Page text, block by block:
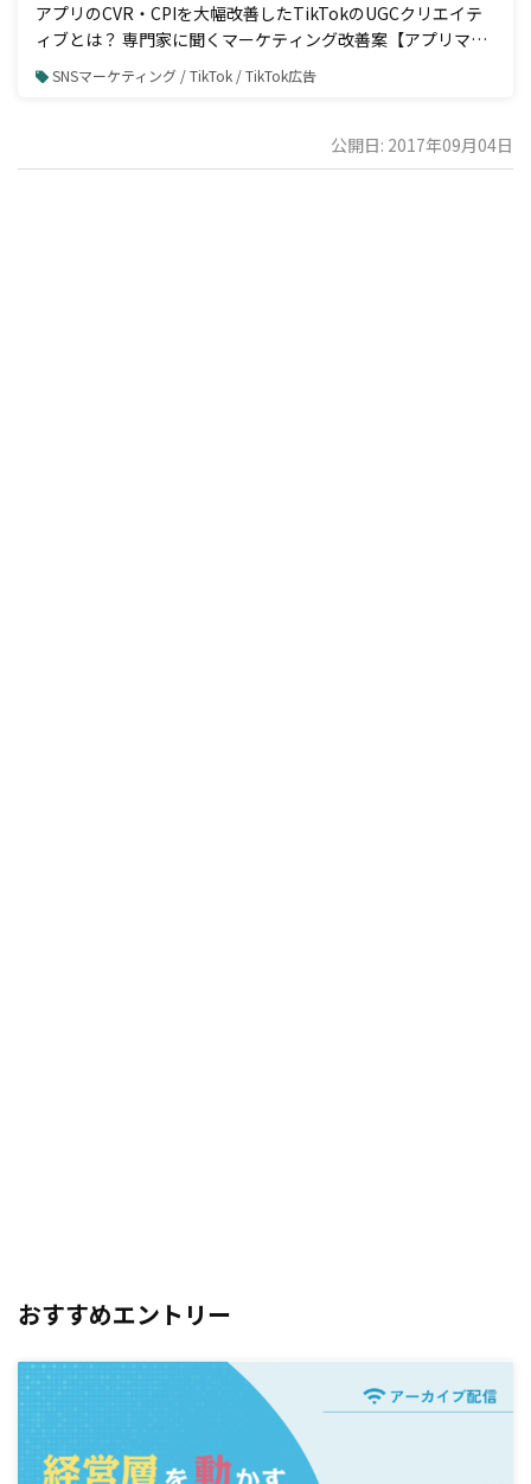
アプリのCVR・CPIを大幅改善したTikTokのUGCクリエイテ
ィブとは？ 専門家に聞くマーケティング改善案【アプリマー
ケティング編】
SNSマーケティング / TikTok / TikTok広告
公開日: 2017年09月04日
おすすめエントリー